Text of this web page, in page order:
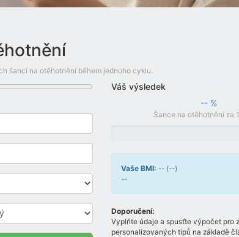
šancí na otěhotnění během jednoho cyklu.
Váš výsledek
-- %
Šance na otěhotnění za
Vaše BMI: --(--)
--
Doporučení:
Vyplňte údaje a spusťte výpočet pro
personalizovaných tipů na základě